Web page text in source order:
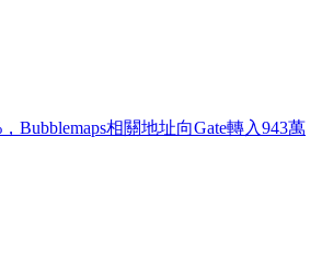
Bubblemaps相關地址向Gate轉入943萬